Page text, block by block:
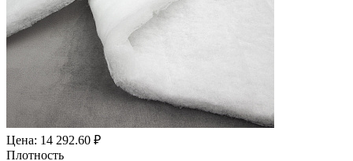
Цена: 14 292.60 ₽
Плотность